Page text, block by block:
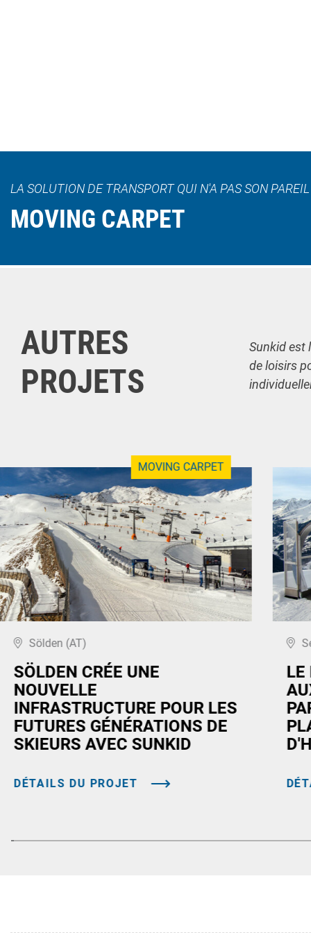
LA SOLUTION DE TRANSPORT QUI N'A PAS SON
MOVING CARPET
AUTRES
PROJETS
Sunkid est
de loisirs
MOVING CARPET
Sölden (AT)
SÖLDEN CRÉE UNE
NOUVELLE
INFRASTRUCTURE POUR LES
FUTURES GÉNÉRATIONS DE
SKIEURS AVEC SUNKID
DÉTAILS DU PROJET
LE